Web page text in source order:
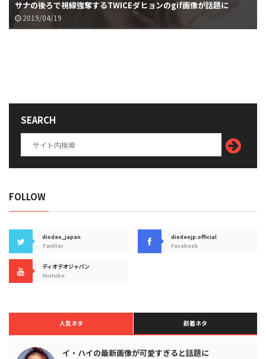
サナの後ろで視線強奪するTWICEダヒョンのgif画像が話題に
2019/04/19
SEARCH
FOLLOW
diodeo_japan
Twitter
diodeojp.official
Facebook
ディオデオジャパン
Youtube
人気ネタ 新着ネタ
イ・ハイの最新画像が可愛すぎると話題に